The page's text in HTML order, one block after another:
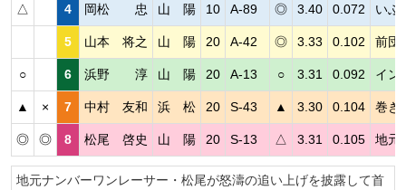
△ 4 岡松 忠 山 陽 10 A-89 ◎ 3.40 0.072 いぶ
5 山本 将之 山 陽 20 A-42 ◎ 3.33 0.102 前団
○ 6 浜野 淳 山 陽 20 A-13 ○ 3.31 0.092 イン
▲ × 7 中村 友和 浜 松 20 S-43 ▲ 3.30 0.104 巻き
◎ ◎ 8 松尾 啓史 山 陽 20 S-13 △ 3.31 0.105 地元
地元ナンバーワンレーサー・松尾が怒濤の追い上げを披露して首